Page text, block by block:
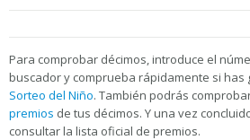
Para comprobar décimos, introduce el
buscador y comprueba rápidamente si has
Sorteo del Niño. También podrás
premios de tus décimos. Y una vez
consultar la lista oficial de premios.